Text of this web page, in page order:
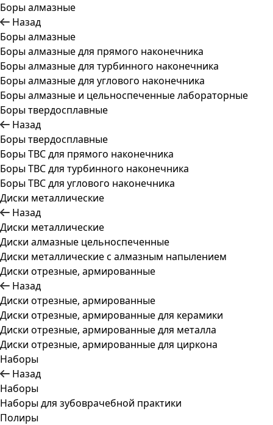
Боры алмазные
Назад
Боры алмазные
Боры алмазные для прямого наконечника
Боры алмазные для турбинного наконечника
Боры алмазные для углового наконечника
Боры алмазные и цельноспеченные лабораторные
Боры твердосплавные
Назад
Боры твердосплавные
Боры ТВС для прямого наконечника
Боры ТВС для турбинного наконечника
Боры ТВС для углового наконечника
Диски металлические
Назад
Диски металлические
Диски алмазные цельноспеченные
Диски металлические с алмазным напылением
Диски отрезные, армированные
Назад
Диски отрезные, армированные
Диски отрезные, армированные для керамики
Диски отрезные, армированные для металла
Диски отрезные, армированные для циркона
Наборы
Назад
Наборы
Наборы для зубоврачебной практики
Полиры